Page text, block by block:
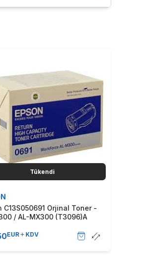
Tükendi
C13S050691 Orjinal Toner -
/ AL-MX300 (T3096)A
EUR KDV